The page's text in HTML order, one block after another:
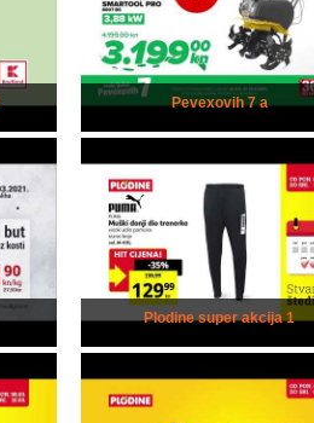
Pevexovih 7 a
Plodine super akcija 1